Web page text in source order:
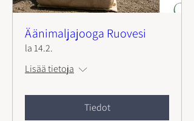
Äänimaljajooga Ruovesi
la 14.2.
Lisää tietoja
Tiedot